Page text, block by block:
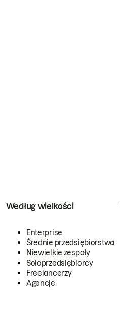
Według wielkości
Enterprise
Średnie przedsiębiorstwa
Niewielkie zespoły
Soloprzedsiębiorcy
Freelancerzy
Agencje